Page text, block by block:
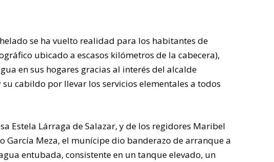
se ha vuelto realidad para los habitantes de
ubicado a escasos kilómetros de la cabecera),
en sus hogares gracias al interés del alcalde
cabildo por llevar los servicios elementales a todos
Estela Lárraga de Salazar, y de los regidores Maribel
García Meza, el munícipe dio banderazo de arranque a
entubada, consistente en un tanque elevado, un